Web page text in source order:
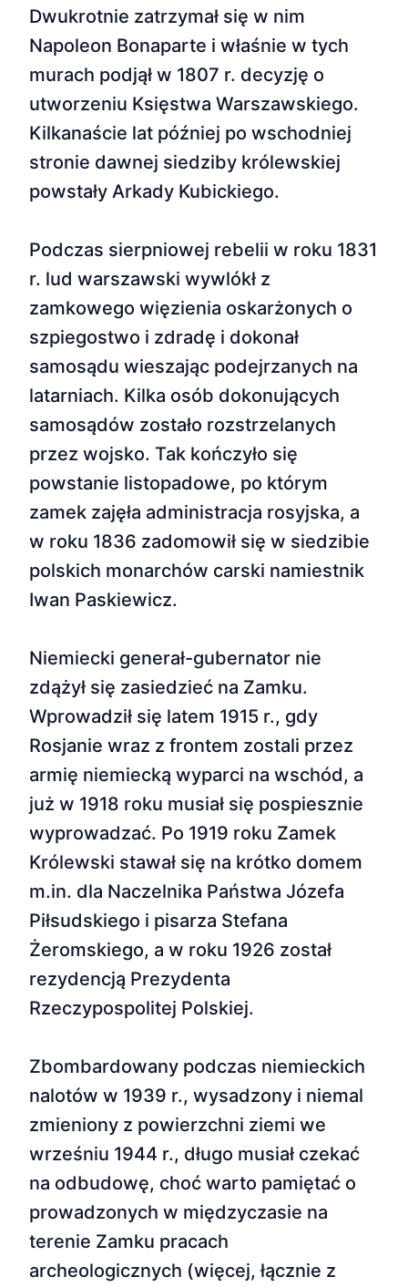
Dwukrotnie zatrzymał się w nim
Napoleon Bonaparte i właśnie w tych
murach podjął w 1807 r. decyzję o
utworzeniu Księstwa Warszawskiego.
Kilkanaście lat później po wschodniej
stronie dawnej siedziby królewskiej
powstały Arkady Kubickiego.
Podczas sierpniowej rebelii w roku 1831
r. lud warszawski wywlókł z
zamkowego więzienia oskarżonych o
szpiegostwo i zdradę i dokonał
samosądu wieszając podejrzanych na
latarniach. Kilka osób dokonujących
samosądów zostało rozstrzelanych
przez wojsko. Tak kończyło się
powstanie listopadowe, po którym
zamek zajęła administracja rosyjska, a
w roku 1836 zadomowił się w siedzibie
polskich monarchów carski namiestnik
Iwan Paskiewicz.
Niemiecki generał-gubernator nie
zdążył się zasiedzieć na Zamku.
Wprowadził się latem 1915 r., gdy
Rosjanie wraz z frontem zostali przez
armię niemiecką wyparci na wschód, a
już w 1918 roku musiał się pospiesznie
wyprowadzać. Po 1919 roku Zamek
Królewski stawał się na krótko domem
m.in. dla Naczelnika Państwa Józefa
Piłsudskiego i pisarza Stefana
Żeromskiego, a w roku 1926 został
rezydencją Prezydenta
Rzeczypospolitej Polskiej.
Zbombardowany podczas niemieckich
nalotów w 1939 r., wysadzony i niemal
zmieniony z powierzchni ziemi we
wrześniu 1944 r., długo musiał czekać
na odbudowę, choć warto pamiętać o
prowadzonych w międzyczasie na
terenie Zamku pracach
archeologicznych (więcej, łącznie z